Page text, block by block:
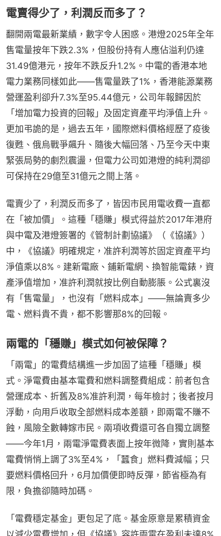
電賣得少了，利潤反而多了？
翻開兩電最新業績，數字令人困惑。港燈2025年全年
售電量按年下跌2.3%，但股份持有人應佔溢利仍達
31.49億港元，按年不跌反升1.2%。中電的香港本地
電力業務同樣如此——售電量跌了1%，香港能源業務
營運盈利卻升7.3%至95.44億元，公司年報歸因於
「增加電力投資的回報」及固定資產平均淨值上升。
更加弔詭的是，過去五年，國際燃料價格經歷了疫後
復甦、俄烏戰爭飆升、隨後大幅回落、乃至今天中東
緊張局勢的劇烈震盪，但電力公司如港燈的純利潤卻
可保持在29億至31億元之間上落。
電賣少了，利潤反而多了，皆因市民用電收費一直都
在「被加價」。這種「穩賺」模式得益於2017年港府
與中電及港燈簽署的《管制計劃協議》（《協議》）
中，《協議》明確規定，准許利潤等於固定資產平均
淨值乘以8%。建新電廠、鋪新電網、換智能電錶，資
產淨值增加，准許利潤就按比例自動膨脹。公式裏沒
有「售電量」，也沒有「燃料成本」——無論賣多少
電、燃料貴不貴，都不影響那8%的回報。
兩電的「穩賺」模式如何被保障？
「兩電」的電費結構進一步加固了這種「穩賺」模
式。淨電費由基本電費和燃料調整費組成：前者包含
營運成本、折舊及8%准許利潤，每年檢討；後者按月
浮動，向用戶收取全部燃料成本差額，即兩電不賺不
蝕，風險全數轉嫁市民。兩項收費還可各自獨立調整
——今年1月，兩電淨電費表面上按年微降，實則基本
電費悄悄上調了3%至4%，「蠶食」燃料費減幅；只
要燃料價格回升，6月加價便即時反彈，節省極為有
限，負擔卻隨時加碼。
「電費穩定基金」更包足了底。基金原意是累積資金